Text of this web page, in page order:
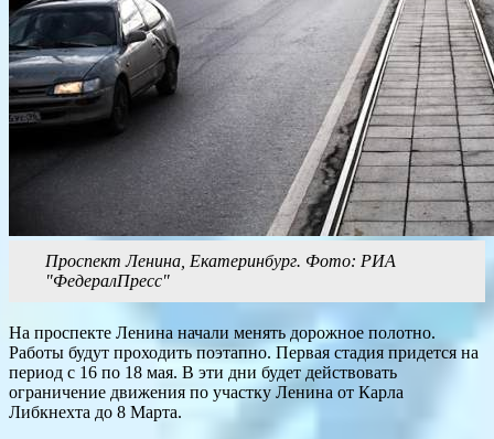
Проспект Ленина, Екатеринбург. Фото: РИА
"ФедералПресс"
На проспекте Ленина начали менять дорожное полотно.
Работы будут проходить поэтапно. Первая стадия придется на
период с 16 по 18 мая. В эти дни будет действовать
ограничение движения по участку Ленина от Карла
Либкнехта до 8 Марта.